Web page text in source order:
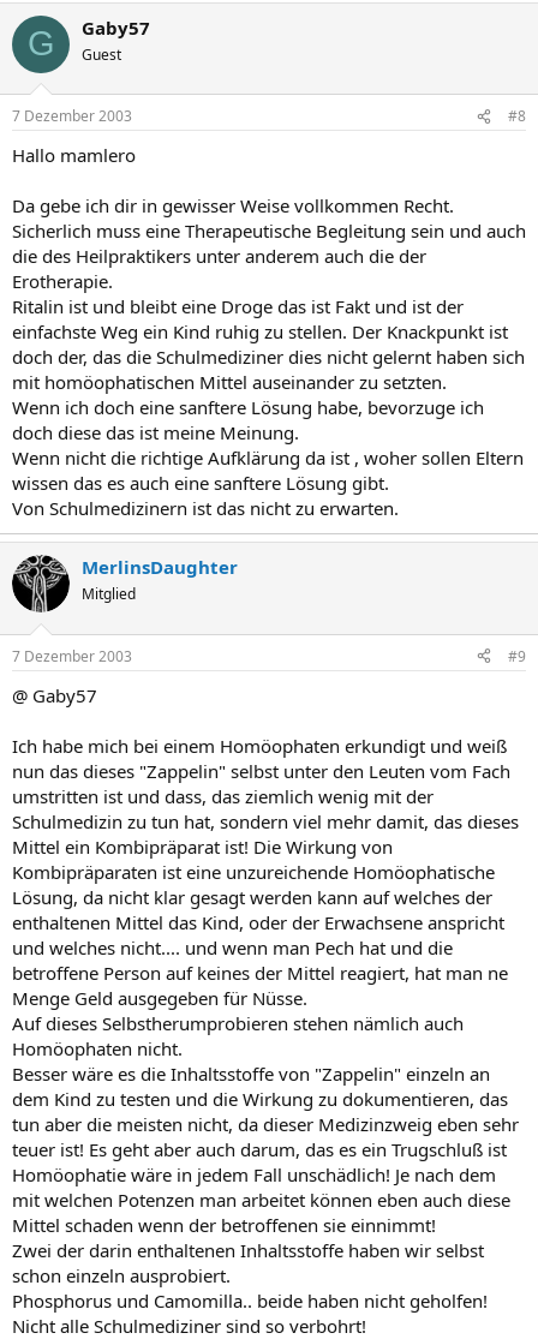
G Gaby57
Guest
7 Dezember 2003 #8
Hallo mamlero
Da gebe ich dir in gewisser Weise vollkommen Recht.
Sicherlich muss eine Therapeutische Begleitung sein und auch
die des Heilpraktikers unter anderem auch die der
Erotherapie.
Ritalin ist und bleibt eine Droge das ist Fakt und ist der
einfachste Weg ein Kind ruhig zu stellen. Der Knackpunkt ist
doch der, das die Schulmediziner dies nicht gelernt haben sich
mit homöophatischen Mittel auseinander zu setzten.
Wenn ich doch eine sanftere Lösung habe, bevorzuge ich
doch diese das ist meine Meinung.
Wenn nicht die richtige Aufklärung da ist , woher sollen Eltern
wissen das es auch eine sanftere Lösung gibt.
Von Schulmedizinern ist das nicht zu erwarten.
MerlinsDaughter
Mitglied
7 Dezember 2003 #9
@ Gaby57
Ich habe mich bei einem Homöophaten erkundigt und weiß
nun das dieses "Zappelin" selbst unter den Leuten vom Fach
umstritten ist und dass, das ziemlich wenig mit der
Schulmedizin zu tun hat, sondern viel mehr damit, das dieses
Mittel ein Kombipräparat ist! Die Wirkung von
Kombipräparaten ist eine unzureichende Homöophatische
Lösung, da nicht klar gesagt werden kann auf welches der
enthaltenen Mittel das Kind, oder der Erwachsene anspricht
und welches nicht.... und wenn man Pech hat und die
betroffene Person auf keines der Mittel reagiert, hat man ne
Menge Geld ausgegeben für Nüsse.
Auf dieses Selbstherumprobieren stehen nämlich auch
Homöophaten nicht.
Besser wäre es die Inhaltsstoffe von "Zappelin" einzeln an
dem Kind zu testen und die Wirkung zu dokumentieren, das
tun aber die meisten nicht, da dieser Medizinzweig eben sehr
teuer ist! Es geht aber auch darum, das es ein Trugschluß ist
Homöophatie wäre in jedem Fall unschädlich! Je nach dem
mit welchen Potenzen man arbeitet können eben auch diese
Mittel schaden wenn der betroffenen sie einnimmt!
Zwei der darin enthaltenen Inhaltsstoffe haben wir selbst
schon einzeln ausprobiert.
Phosphorus und Camomilla.. beide haben nicht geholfen!
Nicht alle Schulmediziner sind so verbohrt!